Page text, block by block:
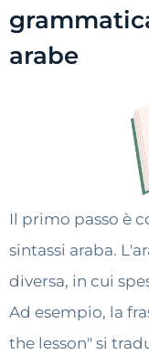
arabe
Il primo passo è
sintassi araba.
diversa, in cui
Ad esempio, la